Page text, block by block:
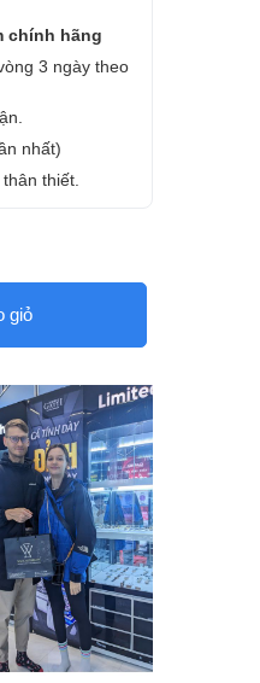
chính hãng
3 ngày theo
nhất)
thiết.
giỏ